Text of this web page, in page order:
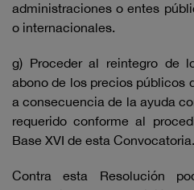
administraciones o entes
o internacionales.
g) Proceder al reintegro de
abono de los precios públicos
a consecuencia de la ayuda
requerido conforme al
Base XVI de esta Convocatoria.
Contra esta Resolución